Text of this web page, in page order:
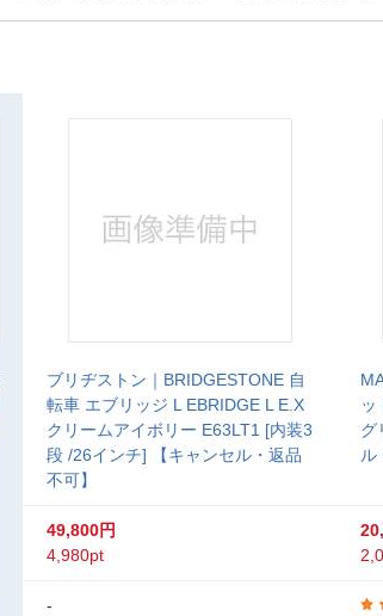
ブリヂストン｜BRIDGESTONE 自
転車 エブリッジ L EBRIDGE L E.X
クリームアイボリー E63LT1 [内装3
段 /26インチ] 【キャンセル・返品
不可】
49,800円
4,980pt
-
ッ
グ
ル